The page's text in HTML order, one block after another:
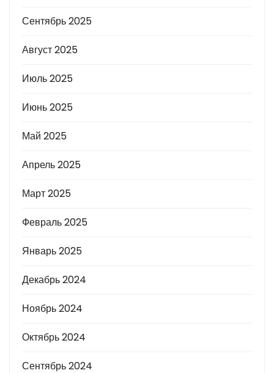
Сентябрь 2025
Август 2025
Июль 2025
Июнь 2025
Май 2025
Апрель 2025
Март 2025
Февраль 2025
Январь 2025
Декабрь 2024
Ноябрь 2024
Октябрь 2024
Сентябрь 2024